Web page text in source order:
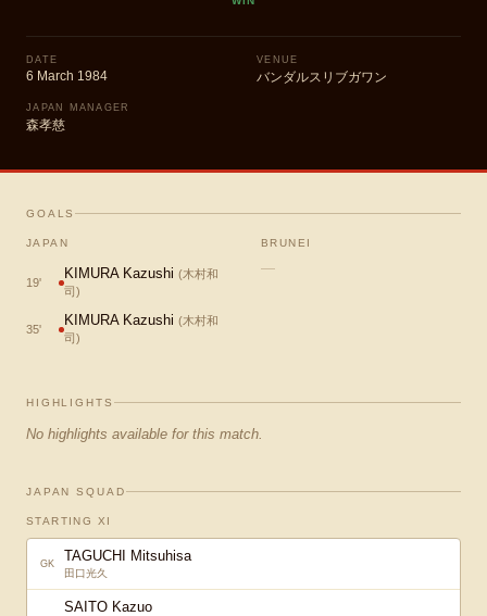
DATE
6 March 1984
VENUE
バンダルスリブガワン
JAPAN MANAGER
森孝慈
GOALS
JAPAN
19'
KIMURA Kazushi (木村和
司 )
35'
KIMURA Kazushi (木村和
司 )
BRUNEI
—
HIGHLIGHTS
No highlights available for this match.
JAPAN SQUAD
STARTING XI
GK TAGUCHI Mitsuhisa
田口光久
SAITO Kazuo